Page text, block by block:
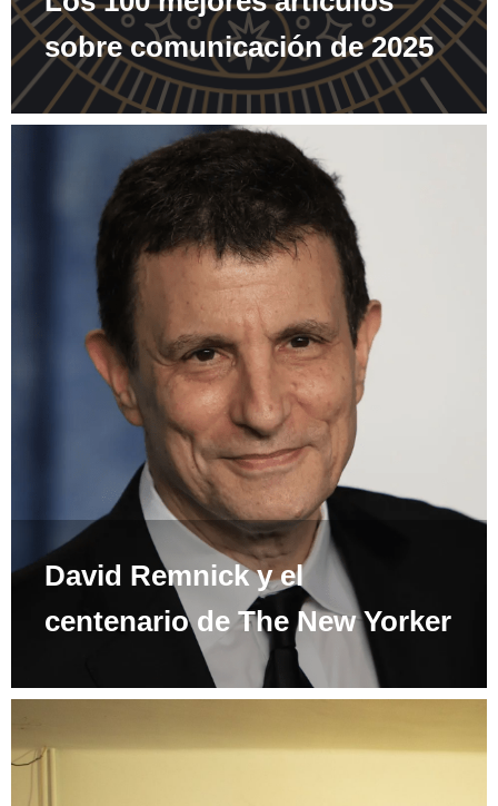
sobre comunicación de 2025
David Remnick y el
centenario de The New Yorker